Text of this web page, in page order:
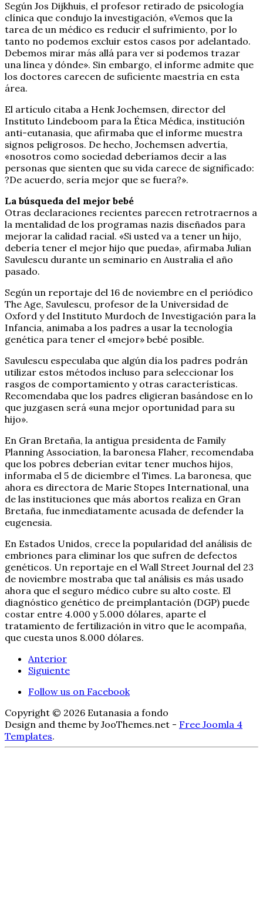
Según Jos Dijkhuis, el profesor retirado de psicología
clínica que condujo la investigación, «Vemos que la
tarea de un médico es reducir el sufrimiento, por lo
tanto no podemos excluir estos casos por adelantado.
Debemos mirar más allá para ver si podemos trazar
una línea y dónde». Sin embargo, el informe admite que
los doctores carecen de suficiente maestría en esta
área.
El artículo citaba a Henk Jochemsen, director del
Instituto Lindeboom para la Ética Médica, institución
anti-eutanasia, que afirmaba que el informe muestra
signos peligrosos. De hecho, Jochemsen advertía,
«nosotros como sociedad deberíamos decir a las
personas que sienten que su vida carece de significado:
?De acuerdo, sería mejor que se fuera?».
La búsqueda del mejor bebé
Otras declaraciones recientes parecen retrotraernos a
la mentalidad de los programas nazis diseñados para
mejorar la calidad racial. «Si usted va a tener un hijo,
debería tener el mejor hijo que pueda», afirmaba Julian
Savulescu durante un seminario en Australia el año
pasado.
Según un reportaje del 16 de noviembre en el periódico
The Age, Savulescu, profesor de la Universidad de
Oxford y del Instituto Murdoch de Investigación para la
Infancia, animaba a los padres a usar la tecnología
genética para tener el «mejor» bebé posible.
Savulescu especulaba que algún día los padres podrán
utilizar estos métodos incluso para seleccionar los
rasgos de comportamiento y otras características.
Recomendaba que los padres eligieran basándose en lo
que juzgasen será «una mejor oportunidad para su
hijo».
En Gran Bretaña, la antigua presidenta de Family
Planning Association, la baronesa Flaher, recomendaba
que los pobres deberían evitar tener muchos hijos,
informaba el 5 de diciembre el Times. La baronesa, que
ahora es directora de Marie Stopes International, una
de las instituciones que más abortos realiza en Gran
Bretaña, fue inmediatamente acusada de defender la
eugenesia.
En Estados Unidos, crece la popularidad del análisis de
embriones para eliminar los que sufren de defectos
genéticos. Un reportaje en el Wall Street Journal del 23
de noviembre mostraba que tal análisis es más usado
ahora que el seguro médico cubre su alto coste. El
diagnóstico genético de preimplantación (DGP) puede
costar entre 4.000 y 5.000 dólares, aparte el
tratamiento de fertilización in vitro que le acompaña,
que cuesta unos 8.000 dólares.
Anterior
Siguiente
Follow us on Facebook
Copyright © 2026 Eutanasia a fondo
Design and theme by JooThemes.net - Free Joomla 4
Templates.